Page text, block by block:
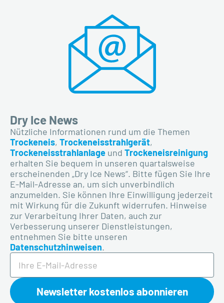
Dry Ice News
Nützliche Informationen rund um die Themen
Trockeneis, Trockeneisstrahlgerät,
Trockeneisstrahlanlage und Trockeneisreinigung
erhalten Sie bequem in unseren quartalsweise
erscheinenden „Dry Ice News“. Bitte fügen Sie Ihre
E-Mail-Adresse an, um sich unverbindlich
anzumelden. Sie können Ihre Einwilligung jederzeit
mit Wirkung für die Zukunft widerrufen. Hinweise
zur Verarbeitung Ihrer Daten, auch zur
Verbesserung unserer Dienstleistungen,
entnehmen Sie bitte unseren
Datenschutzhinweisen.
Newsletter kostenlos abonnieren